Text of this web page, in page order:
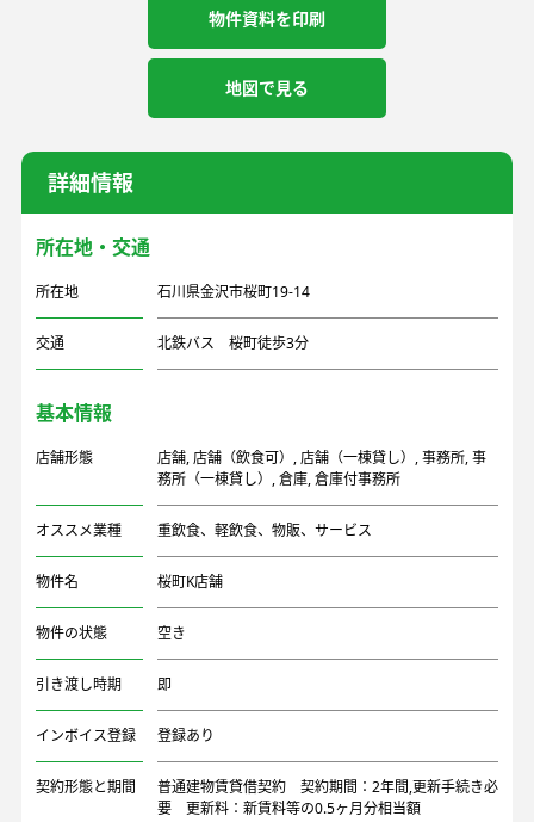
物件資料を印刷
地図で見る
詳細情報
所在地・交通
所在地 石川県金沢市桜町19-14
交通 北鉄バス 桜町徒歩3分
基本情報
店舗形態 店舗,店舗（飲食可） ,店舗（一棟貸し） ,事務所,事
務所（一棟貸し） ,倉庫,倉庫付事務所
オススメ業種 重飲食、軽飲食、物販、サービス
物件名 桜町K店舗
物件の状態 空き
引き渡し時期 即
インボイス登録 登録あり
契約形態と期間
普通建物賃貸借契約 契約期間：2年間,更新手続き必
要 更新料：新賃料等の0.5ヶ月分相当額